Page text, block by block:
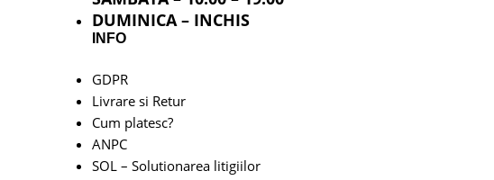
DUMINICA – INCHIS
INFO
GDPR
Livrare si Retur
Cum platesc?
ANPC
SOL – Solutionarea litigiilor